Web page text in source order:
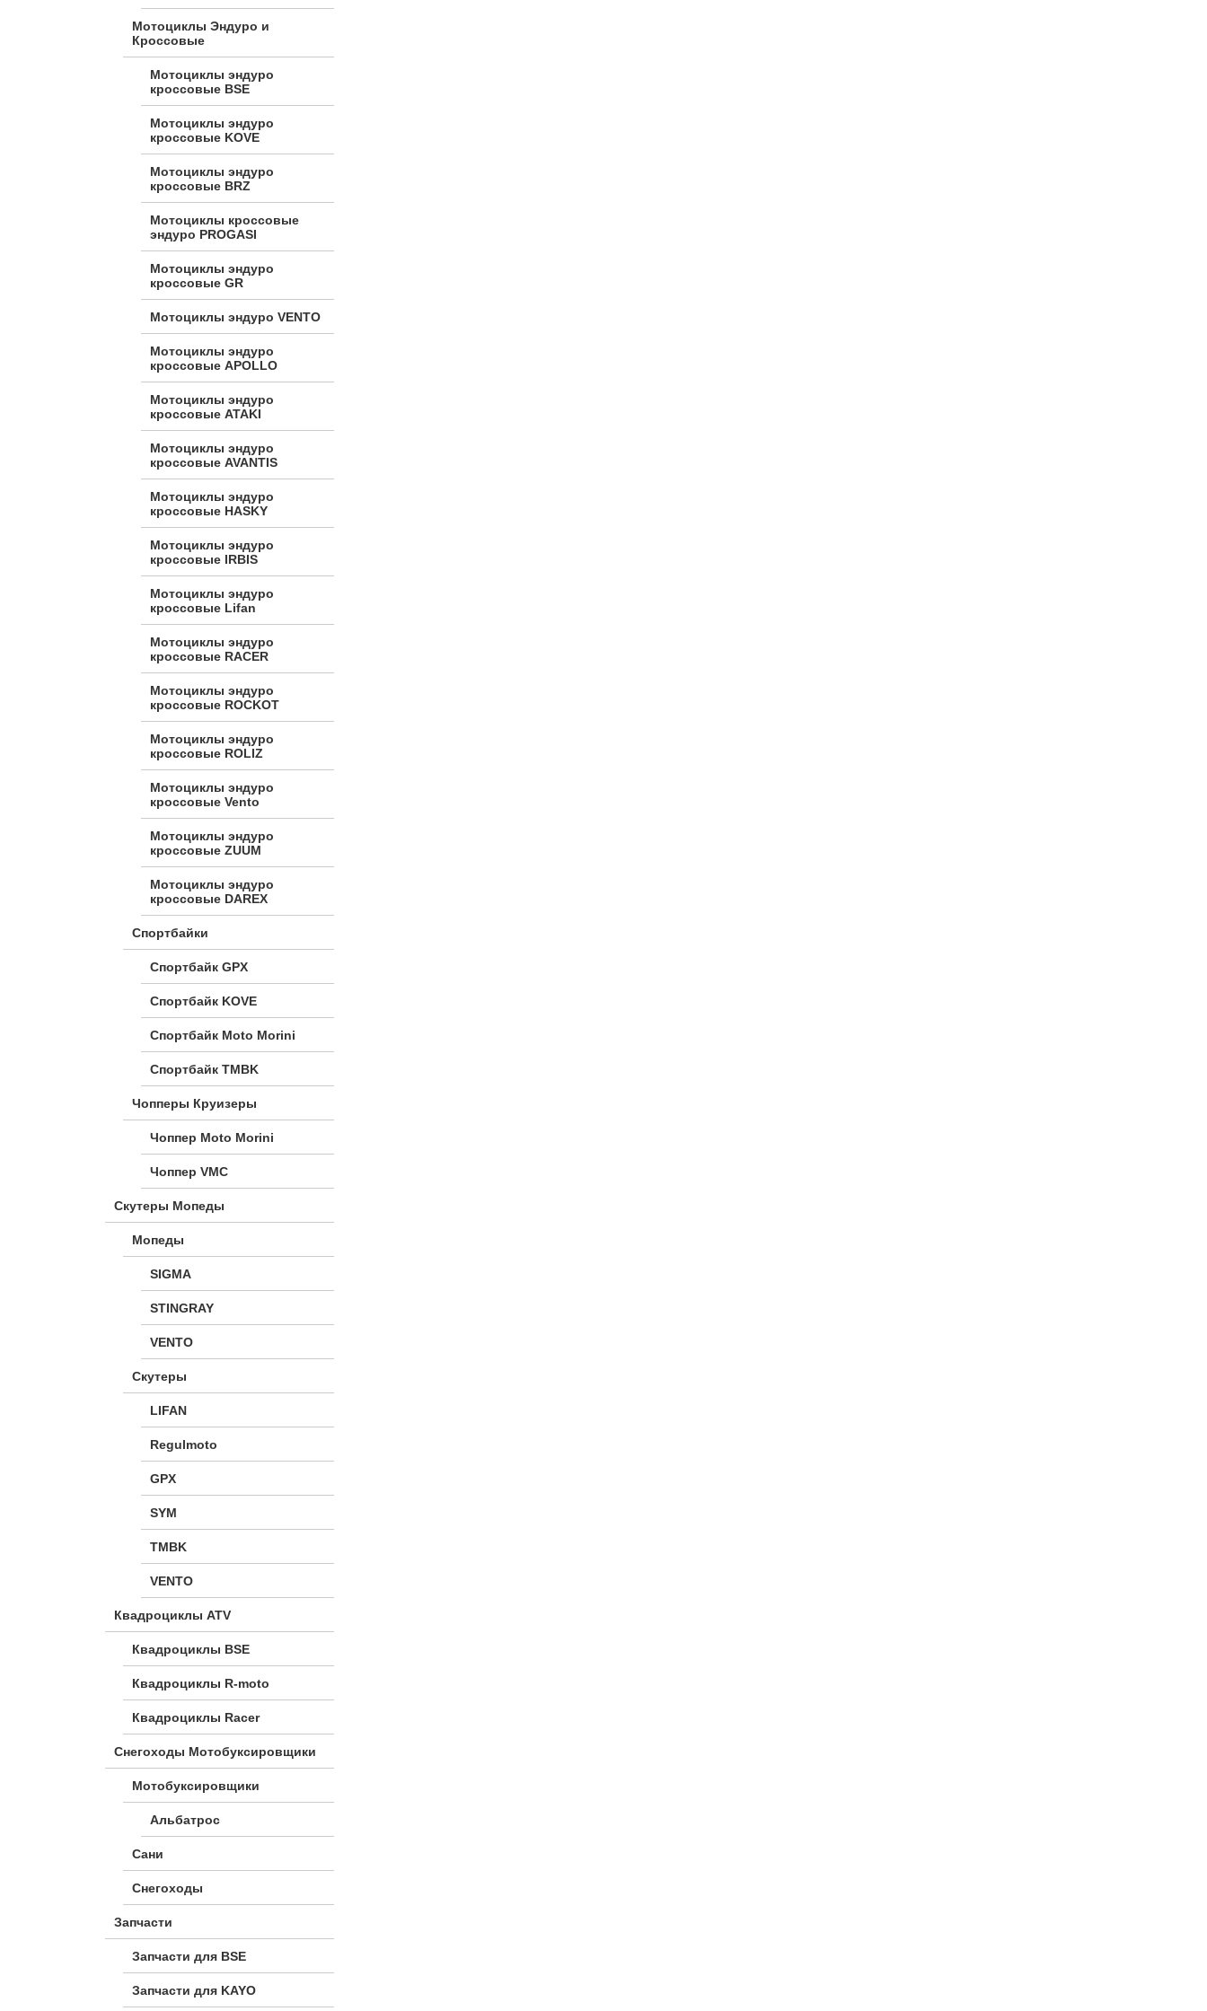
Мотоциклы Эндуро и
Кроссовые
Мотоциклы эндуро
кроссовые BSE
Мотоциклы эндуро
кроссовые KOVE
Мотоциклы эндуро
кроссовые BRZ
Мотоциклы кроссовые
эндуро PROGASI
Мотоциклы эндуро
кроссовые GR
Мотоциклы эндуро VENTO
Мотоциклы эндуро
кроссовые APOLLO
Мотоциклы эндуро
кроссовые ATAKI
Мотоциклы эндуро
кроссовые AVANTIS
Мотоциклы эндуро
кроссовые HASKY
Мотоциклы эндуро
кроссовые IRBIS
Мотоциклы эндуро
кроссовые Lifan
Мотоциклы эндуро
кроссовые RACER
Мотоциклы эндуро
кроссовые ROCKOT
Мотоциклы эндуро
кроссовые ROLIZ
Мотоциклы эндуро
кроссовые Vento
Мотоциклы эндуро
кроссовые ZUUM
Мотоциклы эндуро
кроссовые DAREX
Спортбайки
Спортбайк GPX
Спортбайк KOVE
Спортбайк Moto Morini
Спортбайк TMBK
Чопперы Круизеры
Чоппер Moto Morini
Чоппер VMC
Скутеры Мопеды
Мопеды
SIGMA
STINGRAY
VENTO
Скутеры
LIFAN
Regulmoto
GPX
SYM
TMBK
VENTO
Квадроциклы ATV
Квадроциклы BSE
Квадроциклы R-moto
Квадроциклы Racer
Снегоходы Мотобуксировщики
Мотобуксировщики
Альбатрос
Сани
Снегоходы
Запчасти
Запчасти для BSE
Запчасти для KAYO